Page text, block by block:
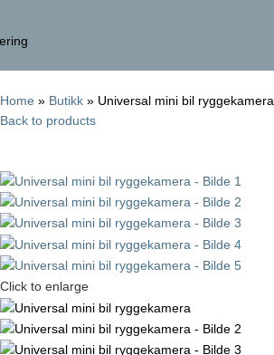
Home » Butikk » Universal mini bil ryggekamera
Back to products
Click to enlarge